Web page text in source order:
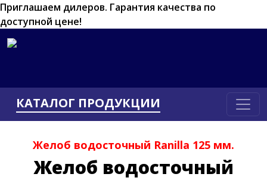
Приглашаем дилеров. Гарантия качества по
доступной цене!
КАТАЛОГ ПРОДУКЦИИ
Желоб водосточный Ranilla 125 мм.
Желоб водосточный